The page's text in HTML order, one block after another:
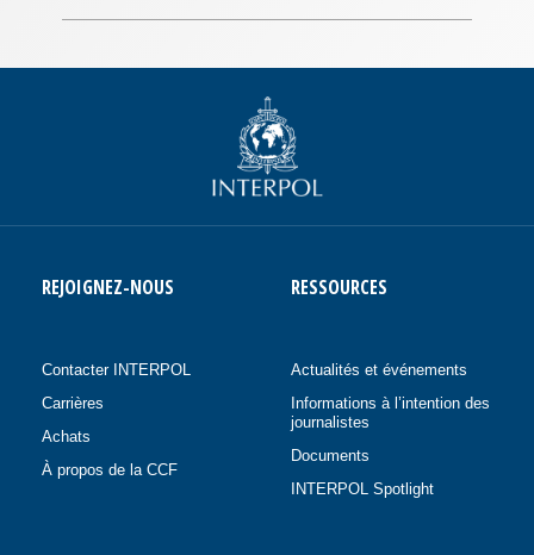
REJOIGNEZ-NOUS
Contacter INTERPOL
Carrières
Achats
À propos de la CCF
RESSOURCES
Actualités et événements
Informations à l’intention des
journalistes
Documents
INTERPOL Spotlight